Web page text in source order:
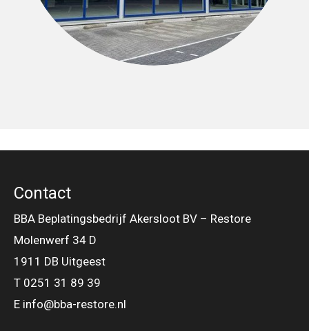
Contact
BBA Beplatingsbedrijf Akersloot BV – Restore
Molenwerf 34 D
1911 DB Uitgeest
T 0251 31 89 39
E info@bba-restore.nl